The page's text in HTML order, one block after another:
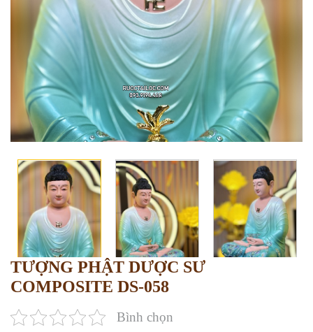
TƯỢNG PHẬT DƯỢC SƯ
COMPOSITE DS-058
Bình chọn